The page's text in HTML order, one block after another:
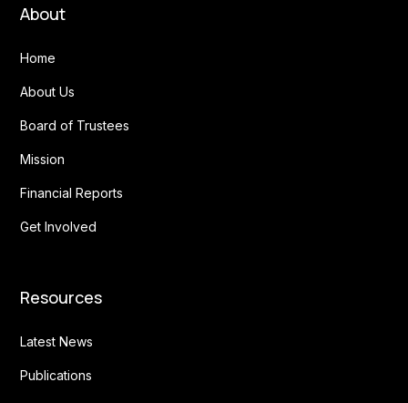
About
Home
About Us
Board of Trustees
Mission
Financial Reports
Get Involved
Resources
Latest News
Publications